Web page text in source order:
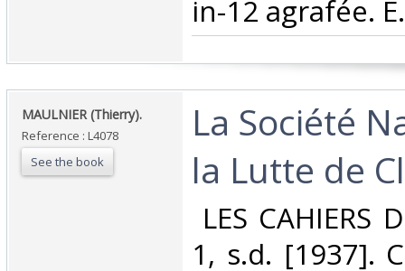
in-12 agrafée.
‎MAULNIER (Thierry).‎
Reference : L4078
See the book
‎La Société
la Lutte de
LES CAHIERS
1, s.d. [1937].